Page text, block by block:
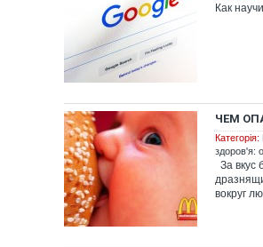
Как
ЧЕМ
Категорія:
здоров'я:
За вкус
вокруг